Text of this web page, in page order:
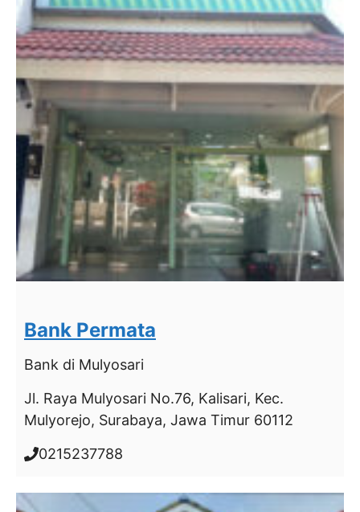
Bank Permata
Bank di Mulyosari
Jl. Raya Mulyosari No.76, Kalisari, Kec.
Mulyorejo, Surabaya, Jawa Timur 60112
0215237788